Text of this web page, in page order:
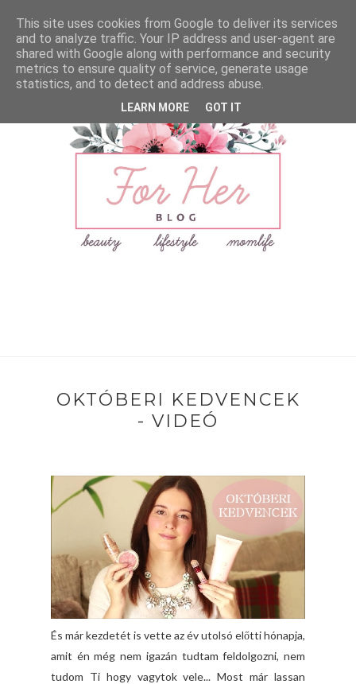
OKTÓBERI KEDVENCEK
- VIDEÓ
És már kezdetét is vette az év utolsó előtti hónapja,
amit én még nem igazán tudtam feldolgozni, nem
tudom Ti hogy vagytok vele... Most már lassan
This site uses cookies from Google to deliver its services
and to analyze traffic. Your IP address and user-agent are
shared with Google along with performance and security
metrics to ensure quality of service, generate usage
statistics, and to detect and address abuse.
LEARN MORE GOT IT